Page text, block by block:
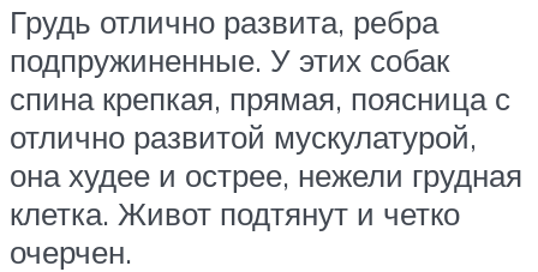
Грудь отлично развита, ребра
подпружиненные. У этих собак
спина крепкая, прямая, поясница с
отлично развитой мускулатурой,
она худее и острее, нежели грудная
клетка. Живот подтянут и четко
очерчен.